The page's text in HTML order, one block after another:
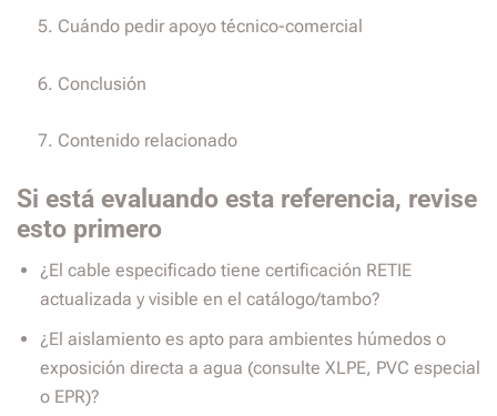
Cuándo pedir apoyo técnico-comercial
Conclusión
Contenido relacionado
Si está evaluando esta referencia, revise
esto primero
¿El cable especificado tiene certificación RETIE
actualizada y visible en el catálogo/tambo?
¿El aislamiento es apto para ambientes húmedos o
exposición directa a agua (consulte XLPE, PVC especial
o EPR)?